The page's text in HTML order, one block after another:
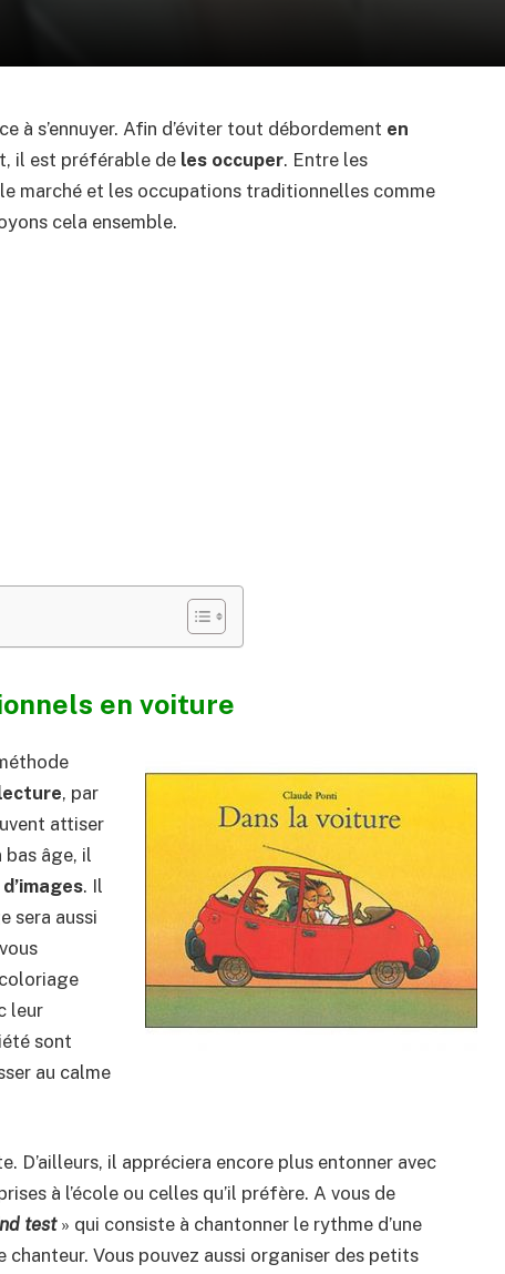
à s’ennuyer. Afin d’éviter tout débordement en
il est préférable de les occuper. Entre les
marché et les occupations traditionnelles comme
cela ensemble.
en voiture
, par
attiser
âge, il
. Il
sera aussi
leur
sont
au calme
D’ailleurs, il appréciera encore plus entonner avec
à l’école ou celles qu’il préfère. A vous de
test» qui consiste à chantonner le rythme d’une
Vous pouvez aussi organiser des petits